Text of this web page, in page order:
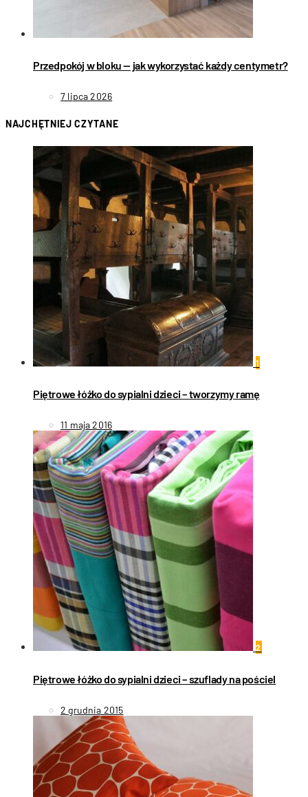
Przedpokój w bloku — jak wykorzystać każdy centymetr?
7 lipca 2026
NAJCHĘTNIEJ CZYTANE
1
Piętrowe łóżko do sypialni dzieci – tworzymy ramę
11 maja 2016
2
Piętrowe łóżko do sypialni dzieci – szuflady na pościel
2 grudnia 2015